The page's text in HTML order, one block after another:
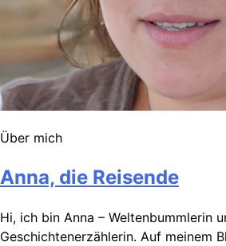
Über mich
Anna, die Reisende
Hi, ich bin Anna – Weltenbummlerin
Geschichtenerzählerin. Auf meinem